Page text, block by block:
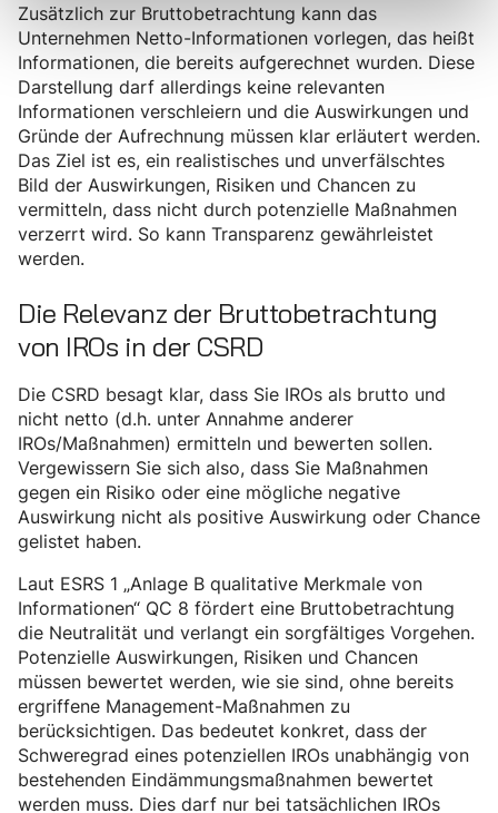
Zusätzlich zur Bruttobetrachtung kann das
Unternehmen Netto-Informationen vorlegen, das heißt
Informationen, die bereits aufgerechnet wurden. Diese
Darstellung darf allerdings keine relevanten
Informationen verschleiern und die Auswirkungen und
Gründe der Aufrechnung müssen klar erläutert werden.
Das Ziel ist es, ein realistisches und unverfälschtes
Bild der Auswirkungen, Risiken und Chancen zu
vermitteln, dass nicht durch potenzielle Maßnahmen
verzerrt wird. So kann Transparenz gewährleistet
werden.
Die Relevanz der Bruttobetrachtung
von IROs in der CSRD
Die CSRD besagt klar, dass Sie IROs als brutto und
nicht netto (d.h. unter Annahme anderer
IROs/Maßnahmen) ermitteln und bewerten sollen.
Vergewissern Sie sich also, dass Sie Maßnahmen
gegen ein Risiko oder eine mögliche negative
Auswirkung nicht als positive Auswirkung oder Chance
gelistet haben.
Laut ESRS 1 „Anlage B qualitative Merkmale von
Informationen“ QC 8 fördert eine Bruttobetrachtung
die Neutralität und verlangt ein sorgfältiges Vorgehen.
Potenzielle Auswirkungen, Risiken und Chancen
müssen bewertet werden, wie sie sind, ohne bereits
ergriffene Management-Maßnahmen zu
berücksichtigen. Das bedeutet konkret, dass der
Schweregrad eines potenziellen IROs unabhängig von
bestehenden Eindämmungsmaßnahmen bewertet
werden muss. Dies darf nur bei tatsächlichen IROs